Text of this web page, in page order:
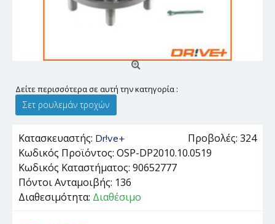
Δείτε περισσότερα σε αυτή την κατηγορία :
Σετ ρουλεμάν τροχών
Προβολές: 324
Κατασκευαστής: Dr!ve+
Κωδικός Προϊόντος: OSP-DP2010.10.0519
Κωδικός Καταστήματος: 90652777
Πόντοι Ανταμοιβής: 136
Διαθεσιμότητα: Διαθέσιμο